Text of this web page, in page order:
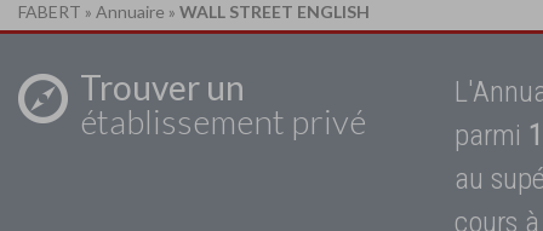
FABERT » Annuaire » WALL STREET ENGLISH
Trouver un
établissement privé
parmi
au
cours